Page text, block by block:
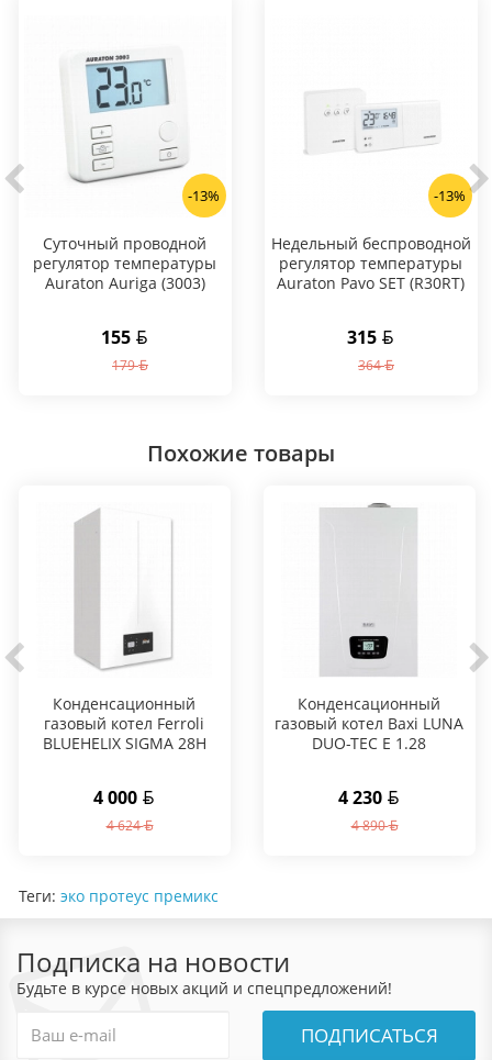
-13%
Суточный проводной
регулятор температуры
Auraton Auriga (3003)
155
179
-13%
Hедельный беспроводной
регулятор температуры
Auraton Pavo SET (R30RT)
315
364
Похожие товары
Конденсационный
газовый котел Ferroli
BLUEHELIX SIGMA 28H
4 000
4 624
Конденсационный
газовый котел Baxi LUNA
DUO-TEC E 1.28
4 230
4 890
Теги: эко протеус премикс
Подписка на новости
Будьте в курсе новых акций и спецпредложений!
ПОДПИСАТЬСЯ